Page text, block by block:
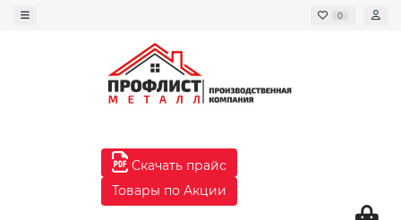
0
Скачать прайс
Товары по Акции